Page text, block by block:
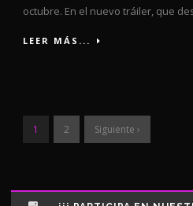
octubre. En el nuevo tráiler, que
LEER MÁS...
1 2 Siguiente ›